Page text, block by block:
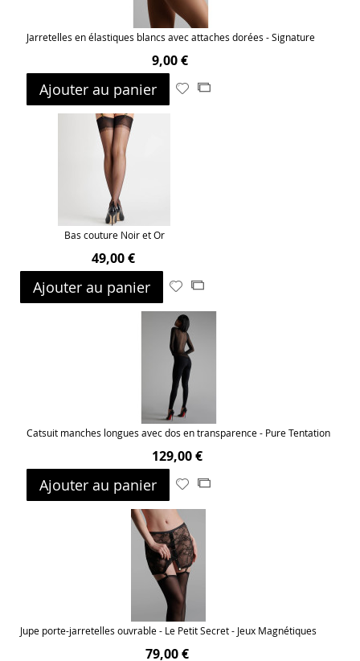
Jarretelles en élastiques blancs avec attaches dorées - Signature
9,00 €
Ajouter au panier
AjouterAjouter
Bas couture Noir et Or
49,00 €
Ajouter au panier
Ajouter
ma
liste
d’envie
Ajouter
Catsuit manches longues avec dos en transparence - Pure Tentation
129,00 €
Ajouter au panier
Ajouter
liste
d’envie
Ajouter
Jupe porte-jarretelles ouvrable - Le Petit Secret - Jeux Magnétiques
79,00 €